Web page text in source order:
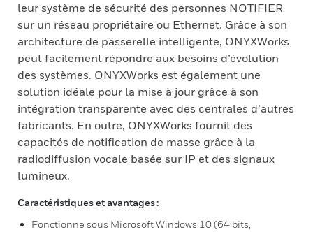
leur système de sécurité des personnes NOTIFIER
sur un réseau propriétaire ou Ethernet. Grâce à son
architecture de passerelle intelligente, ONYXWorks
peut facilement répondre aux besoins d’évolution
des systèmes. ONYXWorks est également une
solution idéale pour la mise à jour grâce à son
intégration transparente avec des centrales d’autres
fabricants. En outre, ONYXWorks fournit des
capacités de notification de masse grâce à la
radiodiffusion vocale basée sur IP et des signaux
lumineux.
Caractéristiques et avantages :
Fonctionne sous Microsoft Windows 10 (64 bits,